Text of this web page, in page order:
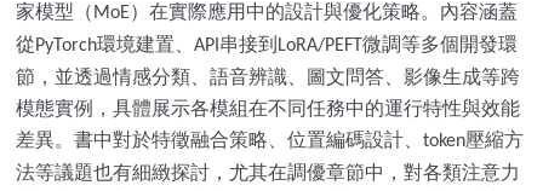
家模型（ MoE）在實際應用中的設計與優化策略。內容涵蓋
從PyTorch環境建置、 API 串接到 LoRA/PEFT 微調等多個開發環
節，並透過情感分類、語音辨識、圖文問答、影像生成等跨
模態實例，具體展示各模組在不同任務中的運行特性與效能
差異。書中對於特徵融合策略、位置編碼設計、 token壓縮方
法等議題也有細緻探討，尤其在調優章節中，對各類注意力